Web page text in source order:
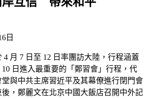
日
4 月 7 日至 12 日率團訪大陸，行程涵蓋
日進入最重要的「鄭習會」行程，代
與中共主席習近平及其幕僚進行閉門會
，鄭麗文在北京中國大飯店召開中外記